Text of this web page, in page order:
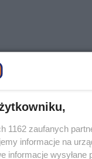
Rada
1162 zaufanych
informacje na
informacje